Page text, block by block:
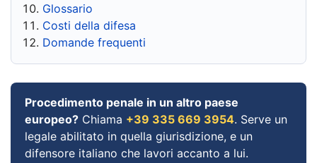
Glossario
Costi della difesa
Domande frequenti
Procedimento penale in un altro paese
europeo? Chiama +39 335 669 3954. Serve un
legale abilitato in quella giurisdizione, e un
difensore italiano che lavori accanto a lui.